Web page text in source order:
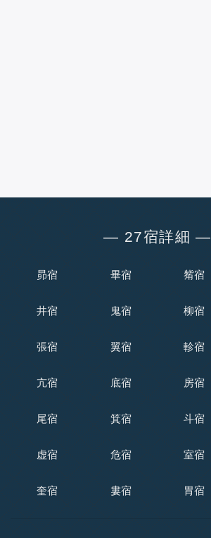
― 27宿詳細 ―
昴宿 畢宿 觜宿
井宿 鬼宿 柳宿
張宿 翼宿 軫宿
亢宿 底宿 房宿
尾宿 箕宿 斗宿
虚宿 危宿 室宿
奎宿 婁宿 胃宿